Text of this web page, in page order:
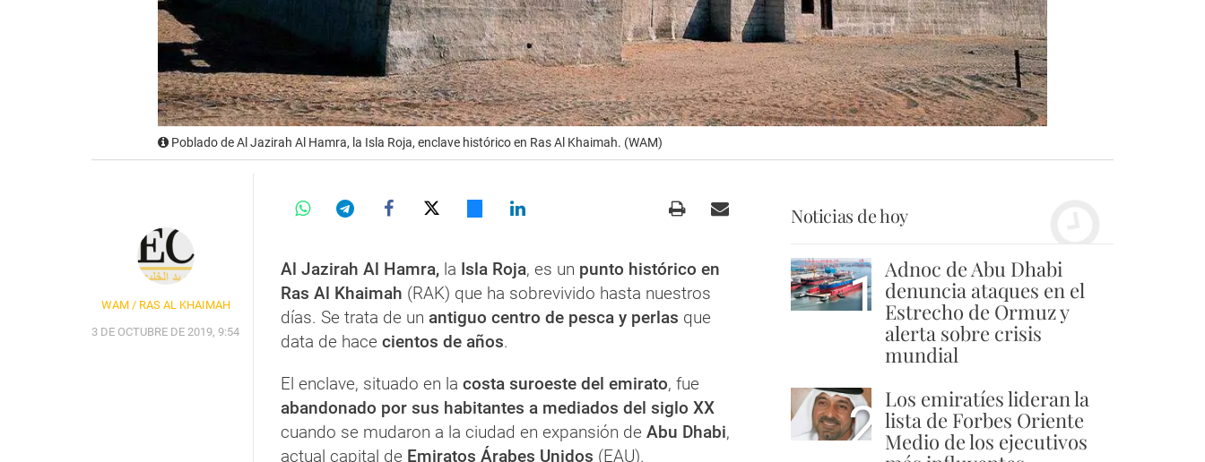
Poblado de Al Jazirah Al Hamra, la Isla Roja, enclave histórico en Ras Al Khaimah. (WAM)
WAM / RAS AL KHAIMAH
3 DE OCTUBRE DE 2019, 9:54
Al Jazirah Al Hamra, la Isla Roja, es un punto histórico en
Ras Al Khaimah (RAK) que ha sobrevivido hasta nuestros
días. Se trata de un antiguo centro de pesca y perlas que
data de hace cientos de años.
El enclave, situado en la costa suroeste del emirato, fue
abandonado por sus habitantes a mediados del siglo XX
cuando se mudaron a la ciudad en expansión de Abu Dhabi,
actual capital de Emiratos Árabes Unidos (EAU).
Noticias de hoy
1 Adnoc de Abu Dhabi
denuncia ataques en el
Estrecho de Ormuz y
alerta sobre crisis
mundial
2 Los emiratíes lideran la
lista de Forbes Oriente
Medio de los ejecutivos